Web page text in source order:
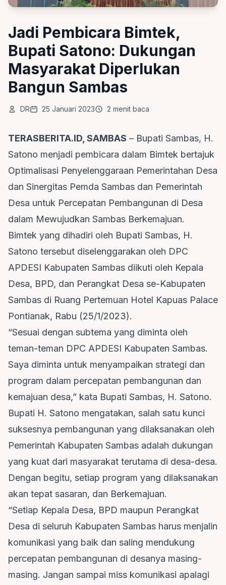
Jadi Pembicara Bimtek,
Bupati Satono: Dukungan
Masyarakat Diperlukan
Bangun Sambas
DR 25 Januari 2023 2 menit baca
TERASBERITA.ID, SAMBAS – Bupati Sambas, H.
Satono menjadi pembicara dalam Bimtek bertajuk
Optimalisasi Penyelenggaraan Pemerintahan Desa
dan Sinergitas Pemda Sambas dan Pemerintah
Desa untuk Percepatan Pembangunan di Desa
dalam Mewujudkan Sambas Berkemajuan.
Bimtek yang dihadiri oleh Bupati Sambas, H.
Satono tersebut diselenggarakan oleh DPC
APDESI Kabupaten Sambas diikuti oleh Kepala
Desa, BPD, dan Perangkat Desa se-Kabupaten
Sambas di Ruang Pertemuan Hotel Kapuas Palace
Pontianak, Rabu (25/1/2023).
“Sesuai dengan subtema yang diminta oleh
teman-teman DPC APDESI Kabupaten Sambas.
Saya diminta untuk menyampaikan strategi dan
program dalam percepatan pembangunan dan
kemajuan desa,” kata Bupati Sambas, H. Satono.
Bupati H. Satono mengatakan, salah satu kunci
suksesnya pembangunan yang dilaksanakan oleh
Pemerintah Kabupaten Sambas adalah dukungan
yang kuat dari masyarakat terutama di desa-desa.
Dengan begitu, setiap program yang dilaksanakan
akan tepat sasaran, dan Berkemajuan.
“Setiap Kepala Desa, BPD maupun Perangkat
Desa di seluruh Kabupaten Sambas harus menjalin
komunikasi yang baik dan saling mendukung
percepatan pembangunan di desanya masing-
masing. Jangan sampai miss komunikasi apalagi